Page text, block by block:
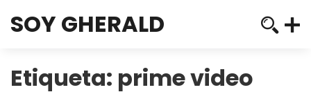
SOY GHERALD
Etiqueta: prime video